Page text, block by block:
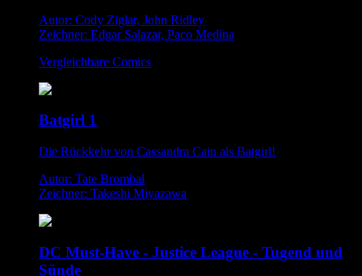
Autor: Cody Ziglar, John Ridley
Zeichner: Edgar Salazar, Paco Medina
Vergleichbare Comics
Batgirl 1
Die Rückkehr von Cassandra Cain als Batgirl!
Autor: Tate Brombal
Zeichner: Takeshi Miyazawa
DC Must-Have - Justice League - Tugend und
Sünde